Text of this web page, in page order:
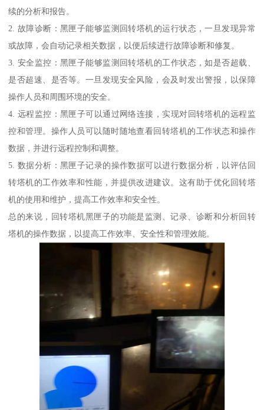
续的分析和报告。
2. 故障诊断：黑匣子能够监测回转塔机的运行状态，一旦发现异常
或故障，会自动记录相关数据，以便后续进行故障诊断和修复。
3. 安全监控：黑匣子能够监测回转塔机的工作状态，如是否超载、
是否超速、是否等。一旦发现安全风险，会及时发出警报，以保障
操作人员和周围环境的安全。
4. 远程监控：黑匣子可以通过网络连接，实现对回转塔机的远程监
控和管理。操作人员可以随时随地查看回转塔机的工作状态和操作
数据，并进行远程控制和调整。
5. 数据分析：黑匣子记录的操作数据可以进行数据分析，以评估回
转塔机的工作效率和性能，并提供改进建议。这有助于优化回转塔
机的使用和维护，提高工作效率和安全性。
总的来说，回转塔机黑匣子的功能是监测、记录、诊断和分析回转
塔机的操作数据，以提高工作效率、安全性和管理效能。